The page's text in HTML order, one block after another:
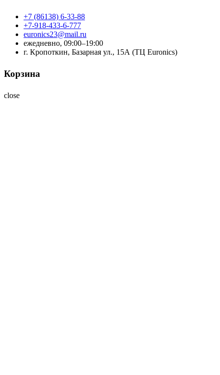
+7 (86138) 6-33-88
+7-918-433-6-777
euronics23@mail.ru
ежедневно, 09:00–19:00
г. Кропоткин, Базарная ул., 15А (ТЦ Euronics)
Корзина
close